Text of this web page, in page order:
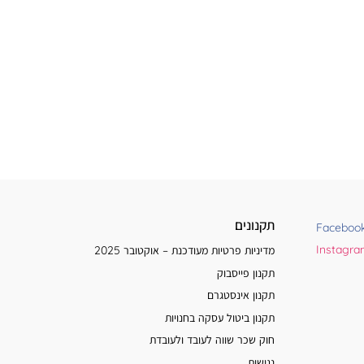
תקנונים
מדיניות פרטיות מעודכנת – אוקטובר 2025
תקנון פייסבוק
תקנון אינסטגרם
תקנון ביטול עסקה בחנויות
חוק שכר שווה לעובד ולעובדת